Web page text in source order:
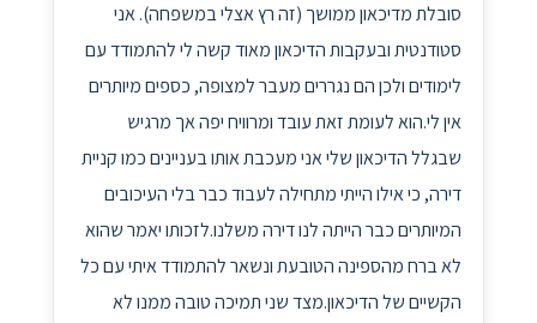
סובלת מדיכאון ממושך (זה רץ אצלי במשפחה). אני
סטודנטית ובעקבות הדיכאון מאוד קשה לי להתמודד עם
לימודים ולכן הם נגררים מעבר למצופה, כספים מיותרים
אין לי.הוא לעומת זאת עובד ומרוויח יפה אך מרגיש
שבגלל הדיכאון שלי אני מעכבת אותו בעניינים כמו קניית
דירה, כי אילו הייתי מתחילה לעבוד כבר בלי העיכובים
המיותרים כבר הייתה לנו דירה משלנו.לזכותו יאמר שהוא
לא ברח מהספינה הטובעת ונשאר להתמודד איתי עם כל
הקשיים של הדיכאון.מצד שני תמיכה טובה ממנו לא